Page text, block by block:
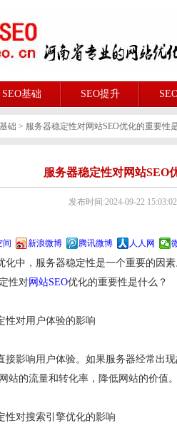
SEO基础 SEO提升
础 > 服务器稳定性对网站SEO优化的重要性
服务器稳定性对网站SEO
发布时间:2024-09-22
间 新浪微博 腾讯微博 人人网
中，服务器稳定性是一个重要的因素
性对网站SEO优化的重要性是什么？
对用户体验的影响
影响用户体验。如果服务器经常出
站的流量和转化率，降低网站的价值。
对搜索引擎优化的影响